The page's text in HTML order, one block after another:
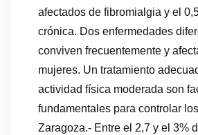
afectados de fibromialgia y el
crónica. Dos enfermedades
conviven frecuentemente y
mujeres. Un tratamiento
actividad física moderada son
fundamentales para controlar
Zaragoza.- Entre el 2,7 y el 3%